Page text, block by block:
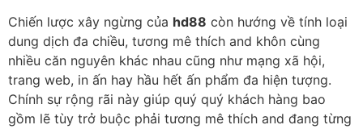
Chiến lược xây ngừng của hd88 còn hướng về tính loại
dung dịch đa chiều, tương mê thích and khôn cùng
nhiều căn nguyên khác nhau cũng như mạng xã hội,
trang web, in ấn hay hầu hết ấn phẩm đa hiện tượng.
Chính sự rộng rãi này giúp quý quý khách hàng bao
gồm lẽ tùy trở buộc phải tương mê thích and đang từng